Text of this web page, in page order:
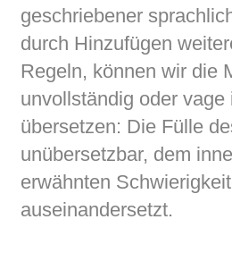
geschriebener
durch Hinzufügen
Regeln, können wir die
unvollständig oder
übersetzen: Die Fülle
unübersetzbar, dem
erwähnten
auseinandersetzt.